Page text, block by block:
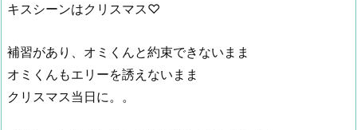
キスシーンはクリスマス♡
補習があり、オミくんと約束できないまま
オミくんもエリーを誘えないまま
クリスマス当日に。。